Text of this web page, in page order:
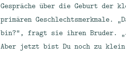
Gespräche über die Geburt der
primären Geschlechtsmerkmale.
bin?“, fragt sie ihren Bruder.
Aber jetzt bist Du noch zu